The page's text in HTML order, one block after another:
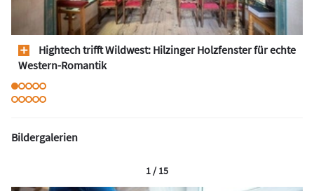
Hightech trifft Wildwest: Hilzinger Holzfenster für echte
Western-Romantik
Bildergalerien
1 / 15